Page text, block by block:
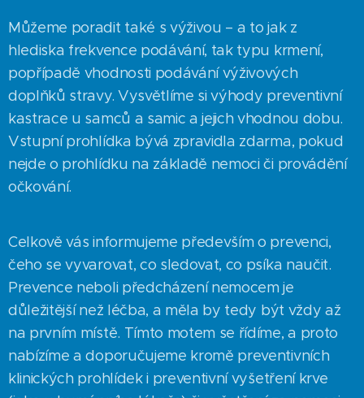
Můžeme poradit také s výživou – a to jak z
hlediska frekvence podávání, tak typu krmení,
popřípadě vhodnosti podávání výživových
doplňků stravy. Vysvětlíme si výhody preventivní
kastrace u samců a samic a jejich vhodnou dobu.
Vstupní prohlídka bývá zpravidla zdarma, pokud
nejde o prohlídku na základě nemoci či provádění
očkování.
Celkově vás informujeme především o prevenci,
čeho se vyvarovat, co sledovat, co psíka naučit.
Prevence neboli předcházení nemocem je
důležitější než léčba, a měla by tedy být vždy až
na prvním místě. Tímto motem se řídíme, a proto
nabízíme a doporučujeme kromě preventivních
klinických prohlídek i preventivní vyšetření krve